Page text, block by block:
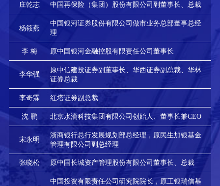
庄乾志 中国再保险（集团）股份有限公司副董事长、总裁
杨筱燕
中国银河证券股份有限公司做市业务总部董事总经
理
李 梅 原中国银河金融控股有限责任公司董事长
李华强
原中信建投证券副董事长、华西证券副总裁、华林
证券总裁
李奇霖 红塔证券副总裁
沈 鹏 北京水滴科技集团有限公司创始人、董事长兼CEO
宋永明
浙商银行总行发展规划部总经理，原民生加银基金
管理有限公司副总经理
张晓松 原中国长城资产管理股份有限公司董事长、总裁
中国投资有限责任公司研究院院长，原工银瑞信基